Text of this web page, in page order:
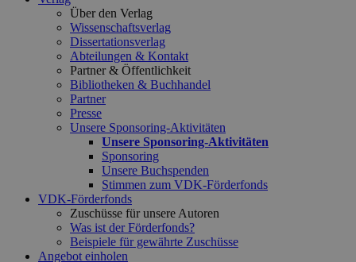
Über den Verlag
Wissenschaftsverlag
Dissertationsverlag
Abteilungen & Kontakt
Partner & Öffentlichkeit
Bibliotheken & Buchhandel
Partner
Presse
Unsere Sponsoring-Aktivitäten
Unsere Sponsoring-Aktivitäten
Sponsoring
Unsere Buchspenden
Stimmen zum VDK-Förderfonds
VDK-Förderfonds
Zuschüsse für unsere Autoren
Was ist der Förderfonds?
Beispiele für gewährte Zuschüsse
Angebot einholen